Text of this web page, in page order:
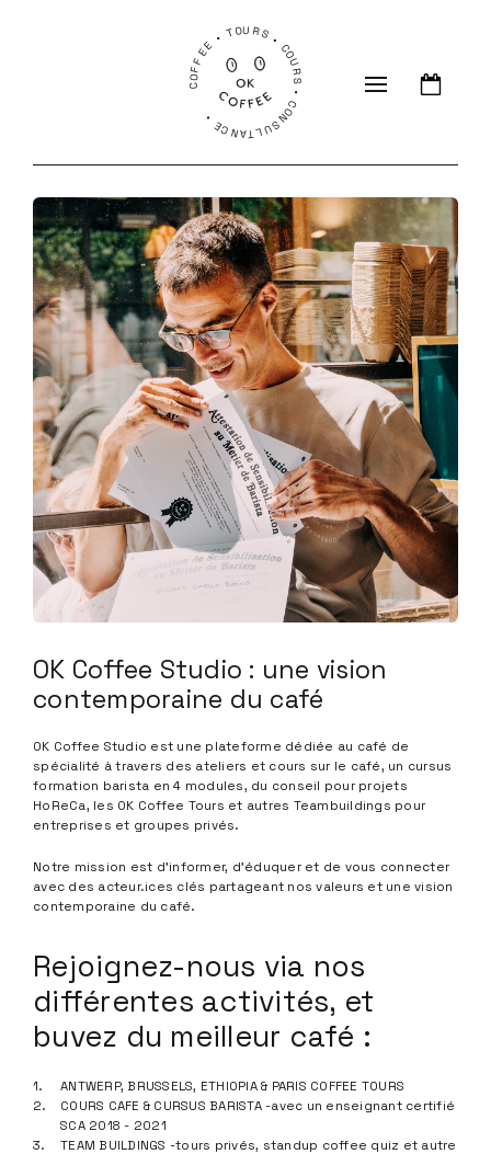
COFFEE • TOURS • COURS • CONSULTANCE •
OK Coffee Studio : une vision
contemporaine du café
OK Coffee Studio est une plateforme dédiée au café de
spécialité à travers des ateliers et cours sur le café, un cursus
formation barista en 4 modules, du conseil pour projets
HoReCa, les OK Coffee Tours et autres Teambuildings pour
entreprises et groupes privés.
Notre mission est d'informer, d'éduquer et de vous connecter
avec des acteur.ices clés partageant nos valeurs et une vision
contemporaine du café.
Rejoignez-nous via nos
différentes activités, et
buvez du meilleur café :
ANTWERP, BRUSSELS, ETHIOPIA & PARIS COFFEE TOURS
COURS CAFE & CURSUS BARISTA -avec un enseignant certifié
SCA 2018 - 2021
TEAM BUILDINGS -tours privés, standup coffee quiz et autre